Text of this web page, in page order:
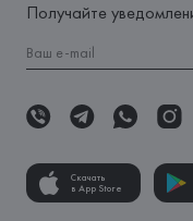
Получайте
Скачать
в App Store